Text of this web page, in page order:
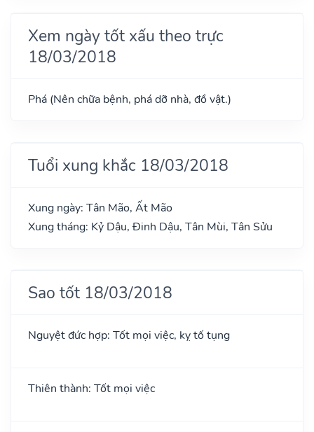
Xem ngày tốt xấu theo trực
18/03/2018
Phá (Nên chữa bệnh, phá dỡ nhà, đồ vật.)
Tuổi xung khắc 18/03/2018
Xung ngày: Tân Mão, Ất Mão
Xung tháng: Kỷ Dậu, Đinh Dậu, Tân Mùi, Tân Sửu
Sao tốt 18/03/2018
Nguyệt đức hợp: Tốt mọi việc, kỵ tố tụng
Thiên thành: Tốt mọi việc